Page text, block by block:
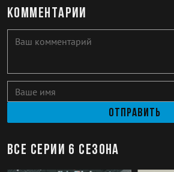
Комментарии
Отправить
Все серии 6 сезона